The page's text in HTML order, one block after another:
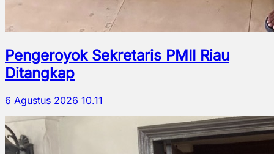
Pengeroyok Sekretaris PMII Riau
Ditangkap
6 Agustus 2026 10.11